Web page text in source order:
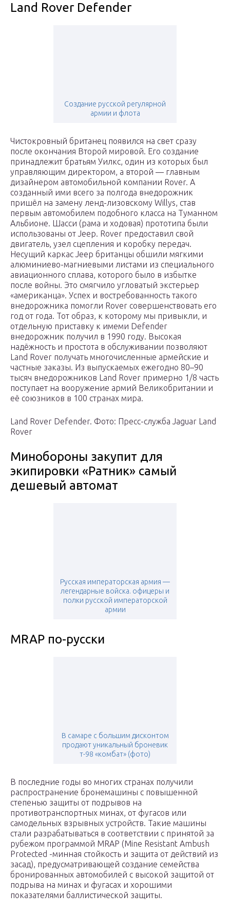
Land Rover Defender
Создание русской регулярной
армии и флота
Чистокровный британец появился на свет сразу
после окончания Второй мировой. Его создание
принадлежит братьям Уилкс, один из которых был
управляющим директором, а второй — главным
дизайнером автомобильной компании Rover. А
созданный ими всего за полгода внедорожник
пришёл на замену ленд-лизовскому Willys, став
первым автомобилем подобного класса на Туманном
Альбионе. Шасси (рама и ходовая) прототипа были
использованы от Jeep. Rover предоставил свой
двигатель, узел сцепления и коробку передач.
Несущий каркас Jeep британцы обшили мягкими
алюминиево-магниевыми листами из специального
авиационного сплава, которого было в избытке
после войны. Это смягчило угловатый экстерьер
«американца». Успех и востребованность такого
внедорожника помогли Rover совершенствовать его
год от года. Тот образ, к которому мы привыкли, и
отдельную приставку к имеми Defender
внедорожник получил в 1990 году. Высокая
надёжность и простота в обслуживании позволяют
Land Rover получать многочисленные армейские и
частные заказы. Из выпускаемых ежегодно 80–90
тысяч внедорожников Land Rover примерно 1/8 часть
поступает на вооружение армий Великобритании и
её союзников в 100 странах мира.
Land Rover Defender. Фото: Пресс-служба Jaguar Land
Rover
Минобороны закупит для
экипировки «Ратник» самый
дешевый автомат
Русская императорская армия —
легендарные войска. офицеры и
полки русской императорской
армии
MRAP по-русски
В самаре с большим дисконтом
продают уникальный броневик
т-98 «комбат» (фото)
В последние годы во многих странах получили
распространение бронемашины с повышенной
степенью защиты от подрывов на
противотранспортных минах, от фугасов или
самодельных взрывных устройств. Такие машины
стали разрабатываться в соответствии с принятой за
рубежом программой MRAP (Mine Resistant Ambush
Protected -минная стойкость и защита от действий из
засад), предусматривающей создание семейства
бронированных автомобилей с высокой защитой от
подрыва на минах и фугасах и хорошими
показателями баллистической защиты.